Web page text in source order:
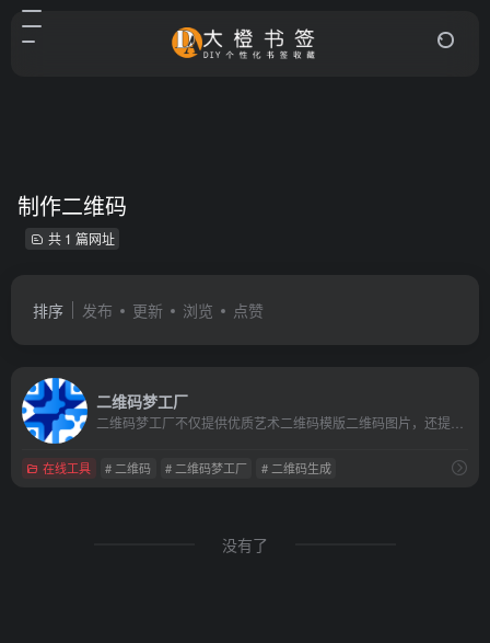
制作二维码
共 1 篇网址
排序 发布 更新 浏览 点赞
二维码梦工厂
在线工具 # 二维码 # 二维码梦工厂 # 二维码生成
没有了